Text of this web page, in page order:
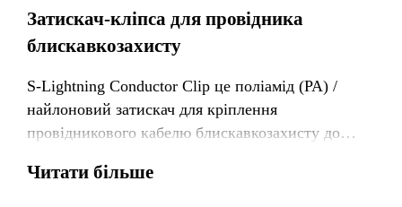
Затискач-кліпса для провідника
блискавкозахисту
S-Lightning Conductor Clip це поліамід (PA) /
найлоновий затискач для кріплення
провідникового кабелю блискавкозахисту до
Читати більше